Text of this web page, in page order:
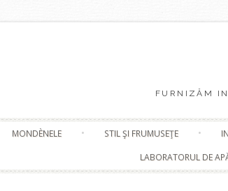
FURNIZĂM
MONDÈNELE STIL ŞI FRUMUSEŢE
LABORATORUL DE